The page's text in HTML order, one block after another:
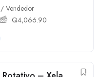
/ Vendedor
Q4,066.90